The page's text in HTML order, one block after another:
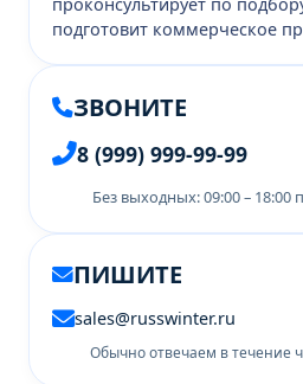
подготовит коммерческое
ЗВОНИТЕ
8 (999) 999-99-99
Без выходных: 09:00 – 18:00
ПИШИТЕ
sales@russwinter.ru
Обычно отвечаем в течение